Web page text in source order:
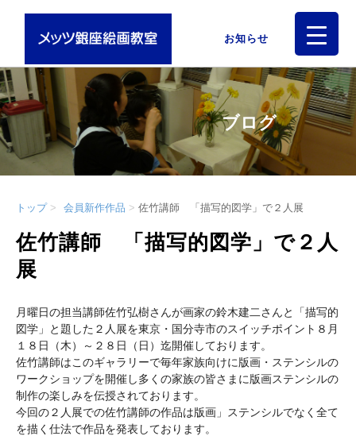
お知らせ
ブログ
トップ 会員新作作品 佐竹講師 「描写的図学」で２人展
佐竹講師 「描写的図学」で２人
展
月曜日の担当講師佐竹弘樹さんが画家の鈴木建二さんと「描写的
図学」と題した２人展を東京・国分寺市のスイッチポイント８月
１８日（木）～２８日（日）迄開催しております。
佐竹講師はこのギャラリーで毎年家族向けに版画・ステンシルの
ワークショップを開催し多くの家族の皆さまに版画ステンシルの
制作の楽しみを伝授されております。
今回の２人展での佐竹講師の作品は版画」ステンシルでなく全て
を描く仕法で作品を発表しております。